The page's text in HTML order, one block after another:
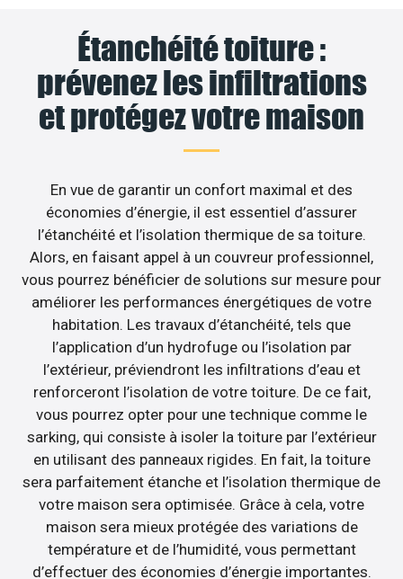
Étanchéité toiture :
prévenez les infiltrations
et protégez votre maison
En vue de garantir un confort maximal et des
économies d’énergie, il est essentiel d’assurer
l’étanchéité et l’isolation thermique de sa toiture.
Alors, en faisant appel à un couvreur professionnel,
vous pourrez bénéficier de solutions sur mesure pour
améliorer les performances énergétiques de votre
habitation. Les travaux d’étanchéité, tels que
l’application d’un hydrofuge ou l’isolation par
l’extérieur, préviendront les infiltrations d’eau et
renforceront l’isolation de votre toiture. De ce fait,
vous pourrez opter pour une technique comme le
sarking, qui consiste à isoler la toiture par l’extérieur
en utilisant des panneaux rigides. En fait, la toiture
sera parfaitement étanche et l’isolation thermique de
votre maison sera optimisée. Grâce à cela, votre
maison sera mieux protégée des variations de
température et de l’humidité, vous permettant
d’effectuer des économies d’énergie importantes.